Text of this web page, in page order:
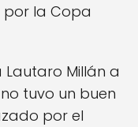
por la Copa
Millán a
tuvo un buen
por el